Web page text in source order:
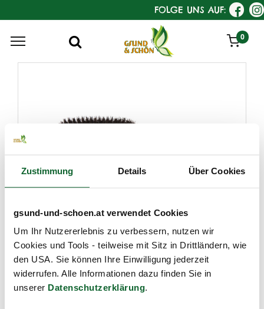
Zustimmung Details Über Cookies
gsund-und-schoen.at verwendet Cookies
Um Ihr Nutzererlebnis zu verbessern, nutzen wir
Cookies und Tools - teilweise mit Sitz in Drittländern, wie
den USA. Sie können Ihre Einwilligung jederzeit
widerrufen. Alle Informationen dazu finden Sie in
unserer Datenschutzerklärung.
FOLGE UNS AUF:
0
KostKamm
Haarbürste, lang oval,
Birnbaum
Eignung : mittellanges bis langes, glattes od. gewelltes Haar
Artikel-Nr.:k421 ,EAN:4033977042106